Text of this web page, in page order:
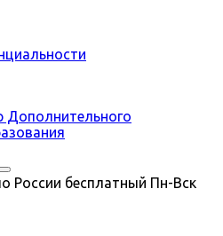
Дополнительного
России бесплатный Пн-Вск